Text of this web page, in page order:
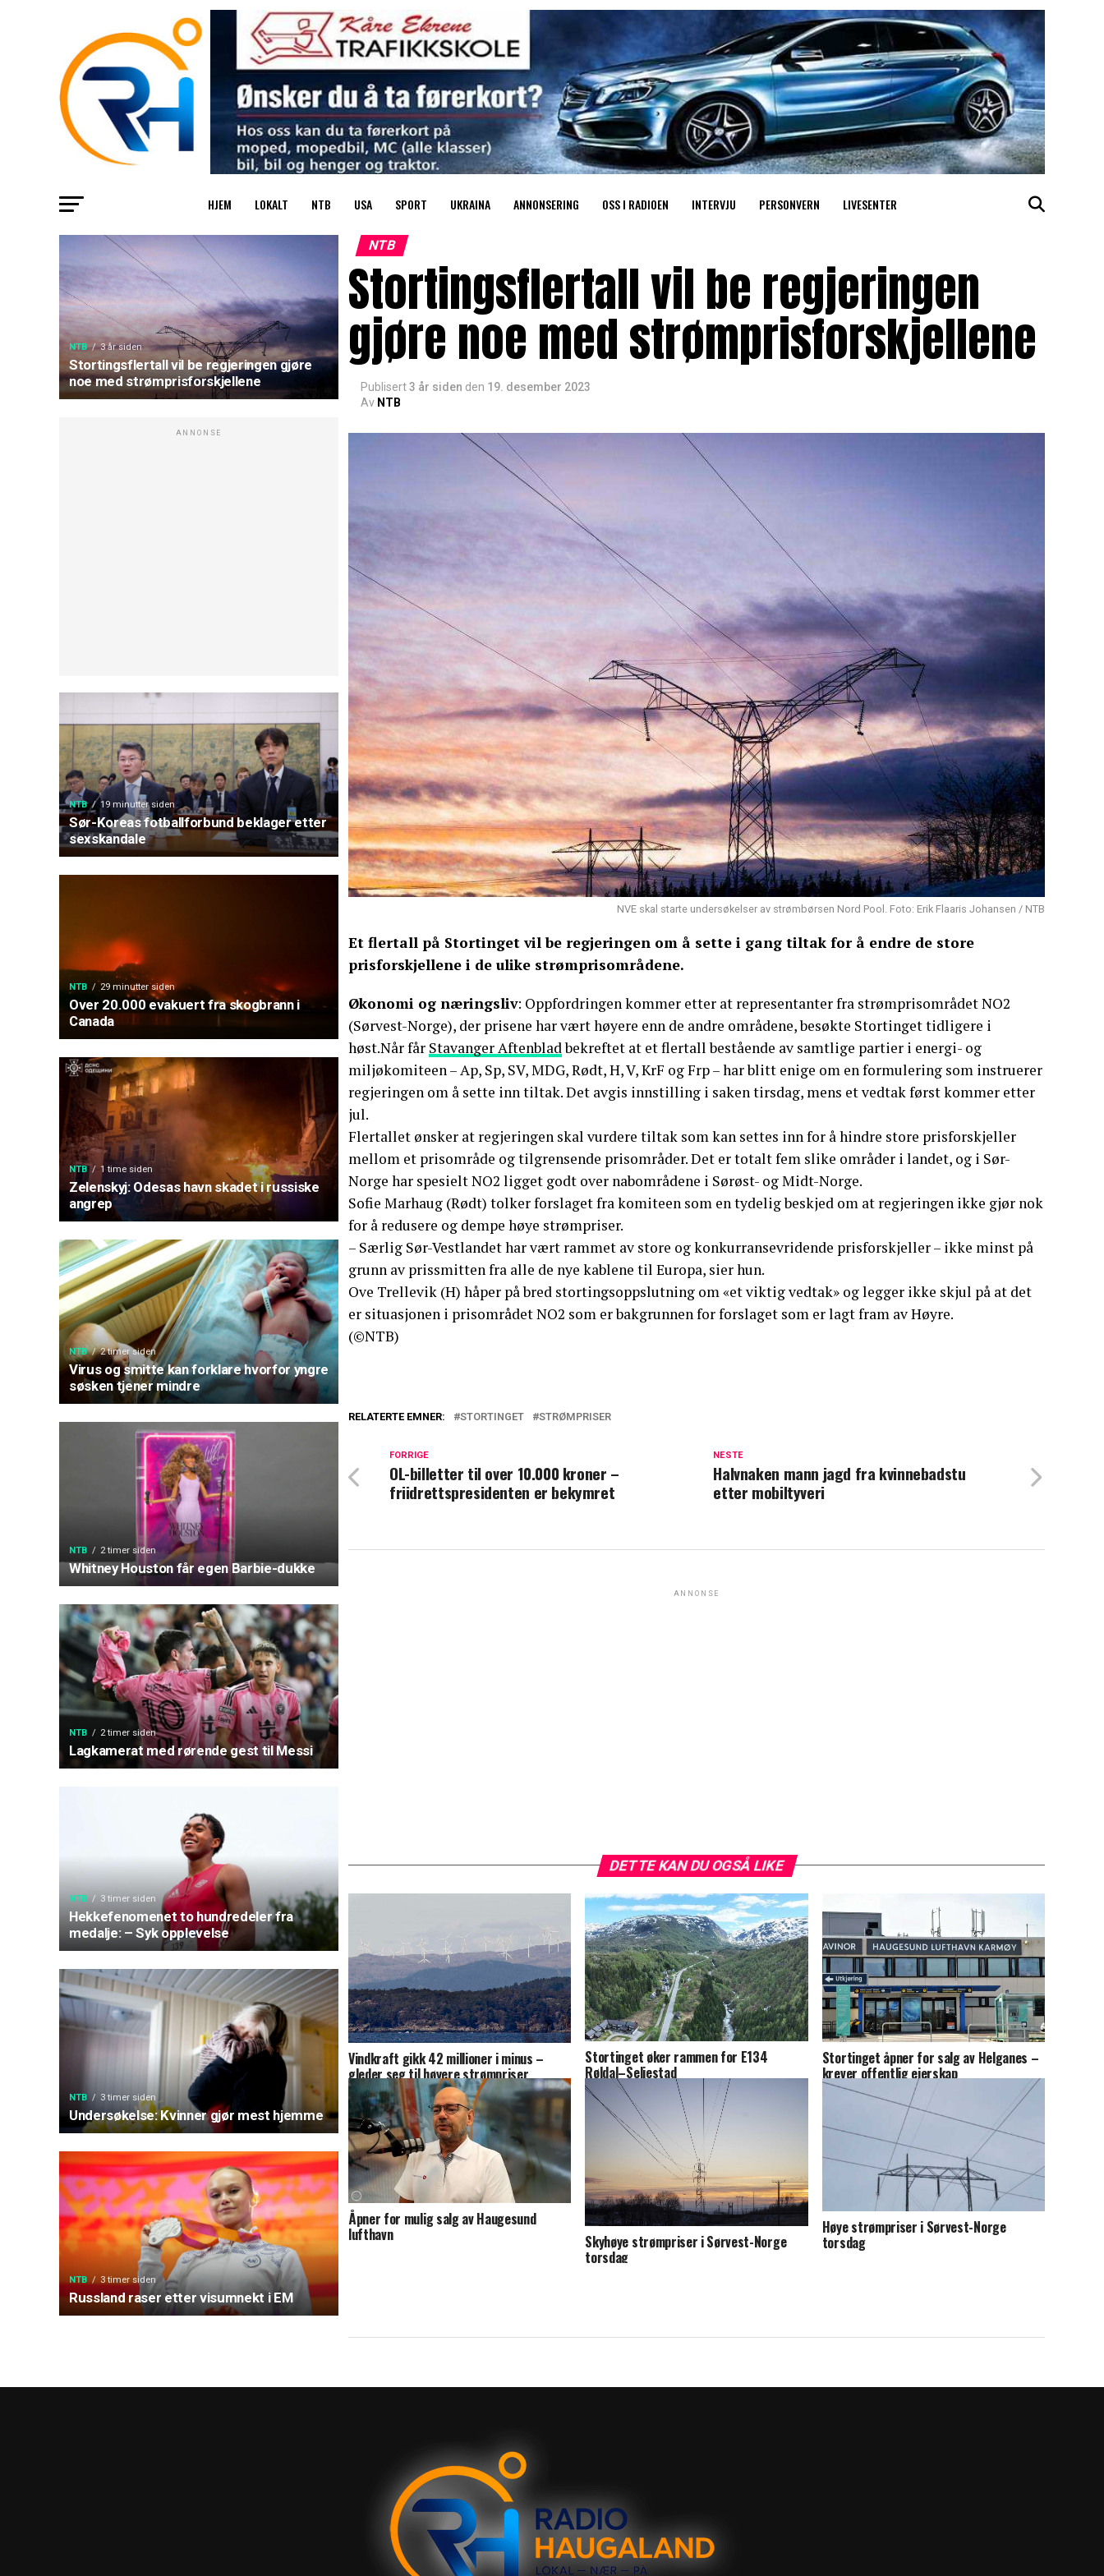
HJEM LOKALT NTB USA SPORT UKRAINA ANNONSERING OSS I RADIOEN INTERVJU PERSONVERN LIVESENTER
NTB 3 år siden
Stortingsflertall vil be regjeringen gjøre
noe med strømprisforskjellene
ANNONSE
NTB 19 minutter siden
Sør-Koreas fotballforbund beklager etter
sexskandale
NTB 29 minutter siden
Over 20.000 evakuert fra skogbrann i
Canada
NTB 1 time siden
Zelenskyj: Odesas havn skadet i russiske
angrep
NTB 2 timer siden
Virus og smitte kan forklare hvorfor yngre
søsken tjener mindre
NTB 2 timer siden
Whitney Houston får egen Barbie-dukke
NTB 2 timer siden
Lagkamerat med rørende gest til Messi
NTB 3 timer siden
Hekkefenomenet to hundredeler fra
medalje: – Syk opplevelse
NTB 3 timer siden
Undersøkelse: Kvinner gjør mest hjemme
NTB 3 timer siden
Russland raser etter visumnekt i EM
NTB
Stortingsflertall vil be regjeringen
gjøre noe med strømprisforskjellene
Publisert3 år siden den 19. desember 2023
Av NTB
NVE skal starte undersøkelser av strømbørsen Nord Pool. Foto: Erik Flaaris Johansen / NTB
Et flertall på Stortinget vil be regjeringen om å sette i gang tiltak for å endre de store
prisforskjellene i de ulike strømprisområdene.
Økonomi og næringsliv: Oppfordringen kommer etter at representanter fra strømprisområdet NO2
(Sørvest-Norge), der prisene har vært høyere enn de andre områdene, besøkte Stortinget tidligere i
høst.Når får Stavanger Aftenbladbekreftet at et flertall bestående av samtlige partier i energi- og
miljøkomiteen – Ap, Sp, SV, MDG, Rødt, H, V, KrF og Frp – har blitt enige om en formulering som instruerer
regjeringen om å sette inn tiltak. Det avgis innstilling i saken tirsdag, mens et vedtak først kommer etter
jul.
Flertallet ønsker at regjeringen skal vurdere tiltak som kan settes inn for å hindre store prisforskjeller
mellom et prisområde og tilgrensende prisområder. Det er totalt fem slike områder i landet, og i Sør-
Norge har spesielt NO2 ligget godt over nabområdene i Sørøst- og Midt-Norge.
Sofie Marhaug (Rødt) tolker forslaget fra komiteen som en tydelig beskjed om at regjeringen ikke gjør nok
for å redusere og dempe høye strømpriser.
– Særlig Sør-Vestlandet har vært rammet av store og konkurransevridende prisforskjeller – ikke minst på
grunn av prissmitten fra alle de nye kablene til Europa, sier hun.
Ove Trellevik (H) håper på bred stortingsoppslutning om «et viktig vedtak» og legger ikke skjul på at det
er situasjonen i prisområdet NO2 som er bakgrunnen for forslaget som er lagt fram av Høyre.
(©NTB)
RELATERTE EMNER: STORTINGET STRØMPRISER
NESTE
Halvnaken mann jagd fra kvinnebadstu
etter mobiltyveri
FORRIGE
OL-billetter til over 10.000 kroner –
friidrettspresidenten er bekymret
ANNONSE
DETTE KAN DU OGSÅ LIKE
Vindkraft gikk 42 millioner i minus –
gleder seg til høyere strømpriser
Stortinget øker rammen for E134
Røldal–Seljestad
Stortinget åpner for salg av Helganes –
krever offentlig eierskap
Åpner for mulig salg av Haugesund
lufthavn Skyhøye strømpriser i Sørvest-Norge
torsdag
Høye strømpriser i Sørvest-Norge
torsdag